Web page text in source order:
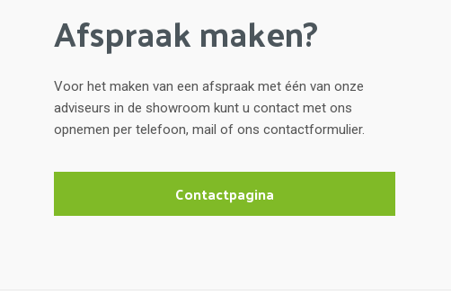
Afspraak maken?
Voor het maken van een afspraak met één van onze
adviseurs in de showroom kunt u contact met ons
opnemen per telefoon, mail of ons contactformulier.
Contactpagina